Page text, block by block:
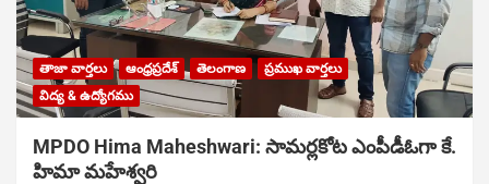
తాజా వార్తలు ఆంధ్రప్రదేశ్ తెలంగాణ
ప్రముఖ వార్తలు
విద్య & ఉద్యోగము
MPDO Hima Maheshwari: సామర్లకోట ఎంపీడీఓగా కే.
హిమా మహేశ్వరి